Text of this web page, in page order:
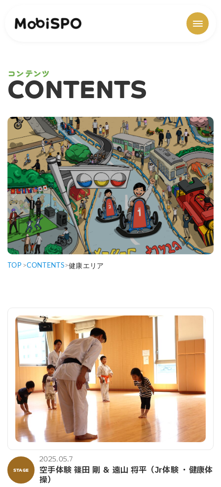
コンテンツ
CONTENTS
TOP >CONTENTS>健康エリア
STAGE
2025.05.7
空手体験 篠田 剛 ＆ 遠山 将平（Jr体験 ・健康体
操）